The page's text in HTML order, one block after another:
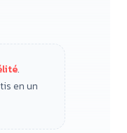
.
en un